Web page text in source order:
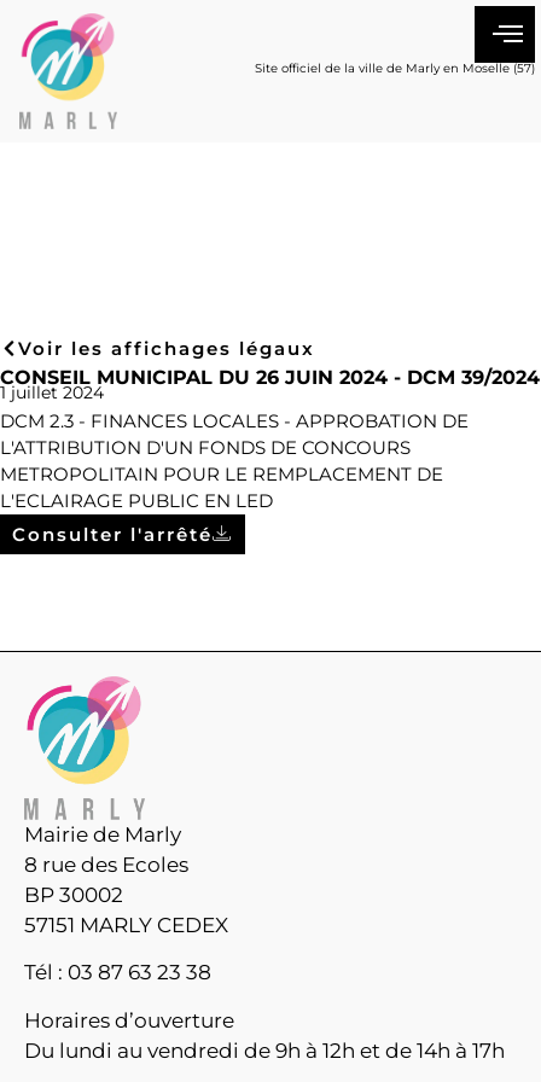
Site officiel de la ville de Marly en Moselle (57)
Voir les affichages légaux
CONSEIL MUNICIPAL DU 26 JUIN 2024 - DCM 39/2024
1 juillet 2024
DCM 2.3 - FINANCES LOCALES - APPROBATION DE
L'ATTRIBUTION D'UN FONDS DE CONCOURS
METROPOLITAIN POUR LE REMPLACEMENT DE
L'ECLAIRAGE PUBLIC EN LED
Consulter l'arrêté
Mairie de Marly
8 rue des Ecoles
BP 30002
57151 MARLY CEDEX
Tél : 03 87 63 23 38
Horaires d’ouverture
Du lundi au vendredi de 9h à 12h et de 14h à 17h